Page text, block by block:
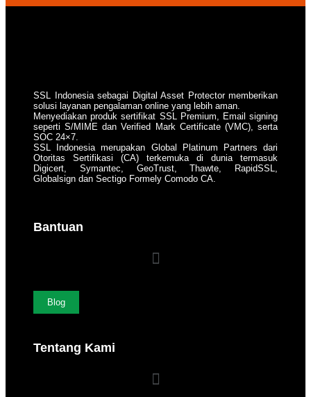
SSL Indonesia sebagai Digital Asset Protector memberikan
solusi layanan pengalaman online yang lebih aman.
Menyediakan produk sertifikat SSL Premium, Email signing
seperti S/MIME dan Verified Mark Certificate (VMC), serta
SOC 24×7.
SSL Indonesia merupakan Global Platinum Partners dari
Otoritas Sertifikasi (CA) terkemuka di dunia termasuk
Digicert, Symantec, GeoTrust, Thawte, RapidSSL,
Globalsign dan Sectigo Formely Comodo CA.
Bantuan
Blog
Tentang Kami